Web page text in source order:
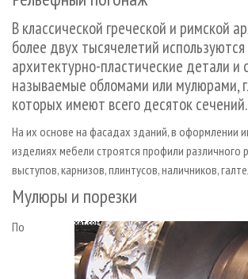
СУШКА ДРЕВЕСИНЫ
ПРОИЗВОДСТВО ДРЕВЕСНЫХ ПЛИТ
ДЕРЕВЯННОЕ ДОМОСТРОЕНИЕ
ПРОИЗВОДСТВО МЕБЕЛИ
БИОЭНЕРГЕТИКА
ЦБП
ИНСТРУМЕНТ И МАТЕРИАЛЫ
ПЕРСОНЫ
МОБИЛЬНЫЕ ВЫСТАВКИ
ОФИЦИАЛЬНЫЕ ДЕЛЕГАЦИИ
ПРИОРИТЕТНЫЕ ИНВЕСТПРОЕКТЫ
RUSSIAN FORESTRY REVIEW
ГАЗЕТА ЛЕСПРОМФОРУМ
БИБЛИОТЕКА СПЕЦИАЛИСТА
КОНТАКТЫ
РЕКЛАМА
РЕКЛАМА НА САЙТЕ
В классической греческой и римской
более двух тысячелетий
архитектурно-пластические детали и
называемые обломами или мулюрами,
которых имеют всего десяток сечений.
На их основе на фасадах зданий, в оформлении
изделиях мебели строятся профили различного
выступов, карнизов, плинтусов, наличников,
Мулюры и порезки
По